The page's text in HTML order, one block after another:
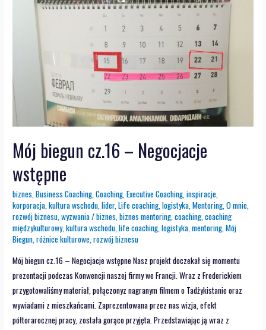
Mój biegun cz.16 – Negocjacje
wstępne
biznes,Business Coaching,Coaching,Executive Coaching,inspiracje,
korporacja,kultura wschodu,lider,Life coaching,logistyka,Mentoring,O mnie,
rozwój biznesu,wyzwania/biznes,biznes mentoring,coaching,coaching
międzykulturowy,kultura wschodu,life coaching,logistyka,mentoring,Mój
Biegun,różnice kulturowe,rozwój biznesu
Mój biegun cz.16 – Negocjacje wstępne Nasz projekt doczekał się momentu
prezentacji podczas Konwencji naszej firmy we Francji. Wraz z Frederickiem
przygotowaliśmy materiał, połączonyz nagranym filmem o Tadżykistanie oraz
wywiadami z mieszkańcami. Zaprezentowana przez nas wizja, efekt
półtorarocznej pracy, została gorąco przyjęta. Przedstawiając ją wraz z